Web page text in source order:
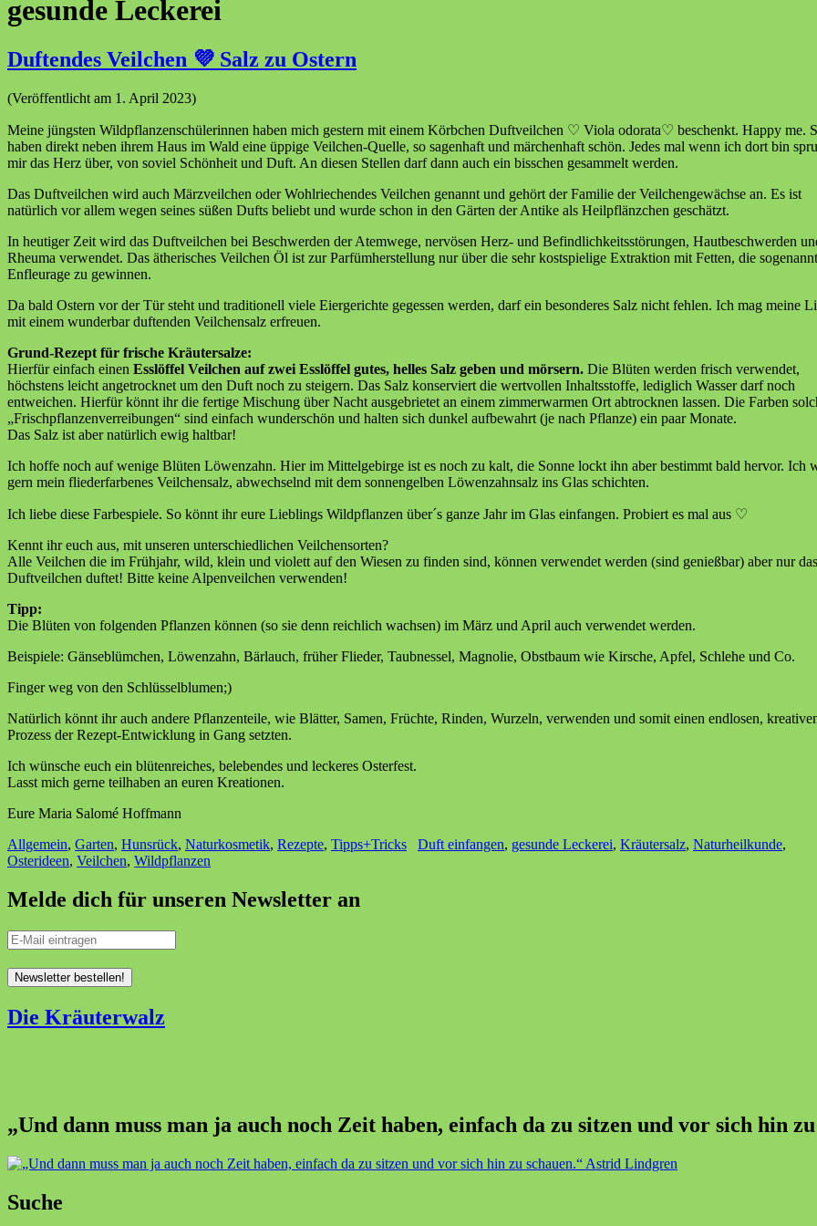
gesunde Leckerei
Duftendes Veilchen 💜 Salz zu Ostern
(Veröffentlicht am 1. April 2023)
Meine jüngsten Wildpflanzenschülerinnen haben mich gestern mit einem Körbchen Duftveilchen ♡ Viola odorata♡ beschenkt. Happy me.
haben direkt neben ihrem Haus im Wald eine üppige Veilchen-Quelle, so sagenhaft und märchenhaft schön. Jedes mal wenn ich dort bin
mir das Herz über, von soviel Schönheit und Duft. An diesen Stellen darf dann auch ein bisschen gesammelt werden.
Das Duftveilchen wird auch Märzveilchen oder Wohlriechendes Veilchen genannt und gehört der Familie der Veilchengewächse an. Es ist
natürlich vor allem wegen seines süßen Dufts beliebt und wurde schon in den Gärten der Antike als Heilpflänzchen geschätzt.
In heutiger Zeit wird das Duftveilchen bei Beschwerden der Atemwege, nervösen Herz- und Befindlichkeitsstörungen, Hautbeschwerden
Rheuma verwendet. Das ätherisches Veilchen Öl ist zur Parfümherstellung nur über die sehr kostspielige Extraktion mit Fetten, die
Enfleurage zu gewinnen.
Da bald Ostern vor der Tür steht und traditionell viele Eiergerichte gegessen werden, darf ein besonderes Salz nicht fehlen. Ich mag meine
mit einem wunderbar duftenden Veilchensalz erfreuen.
Grund-Rezept für frische Kräutersalze:
Hierfür einfach einen Esslöffel Veilchen auf zwei Esslöffel gutes, helles Salz geben und mörsern. Die Blüten werden frisch verwendet,
höchstens leicht angetrocknet um den Duft noch zu steigern. Das Salz konserviert die wertvollen Inhaltsstoffe, lediglich Wasser darf noch
entweichen. Hierfür könnt ihr die fertige Mischung über Nacht ausgebrietet an einem zimmerwarmen Ort abtrocknen lassen. Die Farben
„Frischpflanzenverreibungen“ sind einfach wunderschön und halten sich dunkel aufbewahrt (je nach Pflanze) ein paar Monate.
Das Salz ist aber natürlich ewig haltbar!
Ich hoffe noch auf wenige Blüten Löwenzahn. Hier im Mittelgebirge ist es noch zu kalt, die Sonne lockt ihn aber bestimmt bald hervor. Ich
gern mein fliederfarbenes Veilchensalz, abwechselnd mit dem sonnengelben Löwenzahnsalz ins Glas schichten.
Ich liebe diese Farbespiele. So könnt ihr eure Lieblings Wildpflanzen über´s ganze Jahr im Glas einfangen. Probiert es mal aus ♡
Kennt ihr euch aus, mit unseren unterschiedlichen Veilchensorten?
Alle Veilchen die im Frühjahr, wild, klein und violett auf den Wiesen zu finden sind, können verwendet werden (sind genießbar) aber nur das
Duftveilchen duftet! Bitte keine Alpenveilchen verwenden!
Tipp:
Die Blüten von folgenden Pflanzen können (so sie denn reichlich wachsen) im März und April auch verwendet werden.
Beispiele: Gänseblümchen, Löwenzahn, Bärlauch, früher Flieder, Taubnessel, Magnolie, Obstbaum wie Kirsche, Apfel, Schlehe und Co.
Finger weg von den Schlüsselblumen;)
Natürlich könnt ihr auch andere Pflanzenteile, wie Blätter, Samen, Früchte, Rinden, Wurzeln, verwenden und somit einen endlosen,
Prozess der Rezept-Entwicklung in Gang setzten.
Ich wünsche euch ein blütenreiches, belebendes und leckeres Osterfest.
Lasst mich gerne teilhaben an euren Kreationen.
Eure Maria Salomé Hoffmann
Allgemein, Garten, Hunsrück, Naturkosmetik, Rezepte, Tipps+Tricks Duft einfangen, gesunde Leckerei, Kräutersalz, Naturheilkunde,
Osterideen, Veilchen, Wildpflanzen
Melde dich für unseren Newsletter an
Die Kräuterwalz
„Und dann muss man ja auch noch Zeit haben, einfach da zu sitzen und vor sich hin
Suche